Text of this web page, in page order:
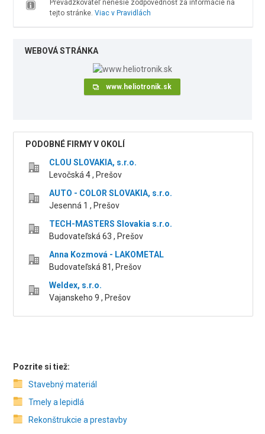
Prevádzkovateľ nenesie zodpovednosť za informácie na
tejto stránke. Viac v Pravidlách
WEBOVÁ STRÁNKA
www.heliotronik.sk
PODOBNÉ FIRMY V OKOLÍ
CLOU SLOVAKIA, s.r.o.
Levočská 4 , Prešov
AUTO - COLOR SLOVAKIA, s.r.o.
Jesenná 1 , Prešov
TECH-MASTERS Slovakia s.r.o.
Budovateľská 63 , Prešov
Anna Kozmová - LAKOMETAL
Budovateľská 81, Prešov
Weldex, s.r.o.
Vajanskeho 9 , Prešov
Pozrite si tiež:
Stavebný materiál
Tmely a lepidlá
Rekonštrukcie a prestavby